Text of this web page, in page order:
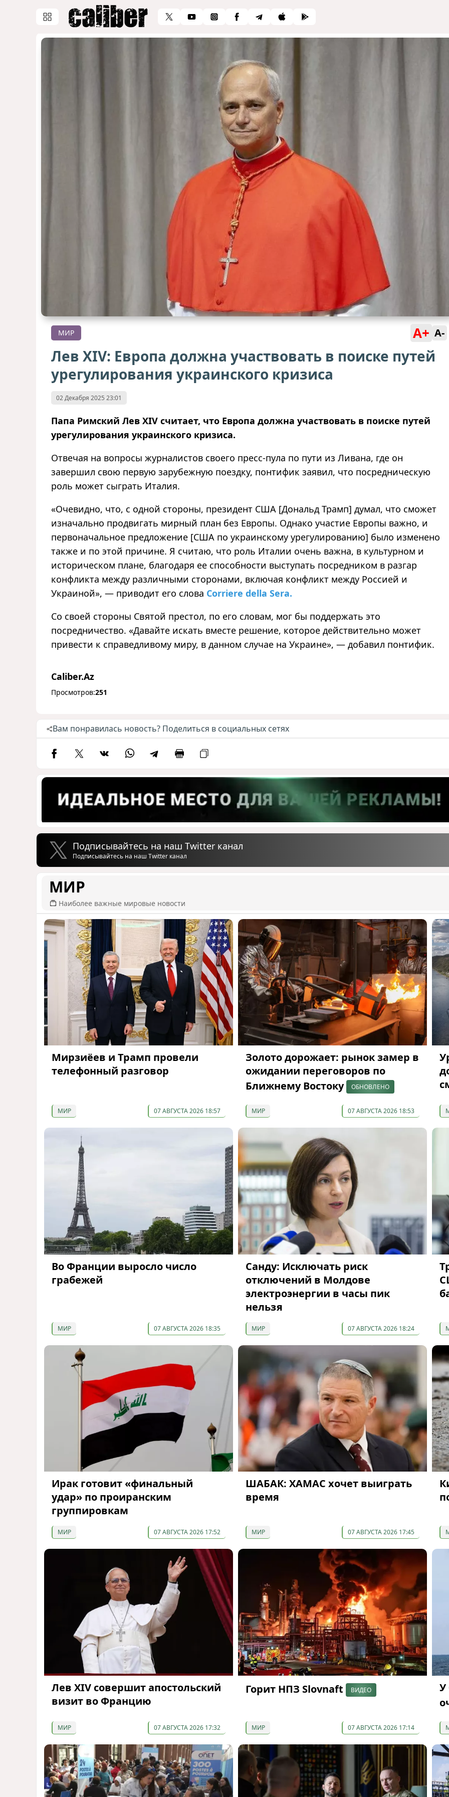
МИР A+ A-
Лев XIV: Европа должна участвовать в поиске путей
урегулирования украинского кризиса
02 Декабря 2025 23:01
Папа Римский Лев XIV считает, что Европа должна участвовать в поиске путей
урегулирования украинского кризиса.
Отвечая на вопросы журналистов своего пресс-пула по пути из Ливана, где он
завершил свою первую зарубежную поездку, понтифик заявил, что посредническую
роль может сыграть Италия.
«Очевидно, что, с одной стороны, президент США [Дональд Трамп] думал, что сможет
изначально продвигать мирный план без Европы. Однако участие Европы важно, и
первоначальное предложение [США по украинскому урегулированию] было изменено
также и по этой причине. Я считаю, что роль Италии очень важна, в культурном и
историческом плане, благодаря ее способности выступать посредником в разгар
конфликта между различными сторонами, включая конфликт между Россией и
Украиной», — приводит его слова Corriere della Sera.
Со своей стороны Святой престол, по его словам, мог бы поддержать это
посредничество. «Давайте искать вместе решение, которое действительно может
привести к справедливому миру, в данном случае на Украине», — добавил понтифик.
Caliber.Az
Просмотров:251
Вам понравилась новость? Поделиться в социальных сетях
Подписывайтесь на наш Twitter канал
Подписывайтесь на наш Twitter канал
МИР
Наиболее важные мировые новости
Мирзиёев и Трамп провели
телефонный разговор
МИР 07 АВГУСТА 2026 18:57
Золото дорожает: рынок замер в
ожидании переговоров по
Ближнему Востоку
ОБНОВЛЕНО
МИР 07 АВГУСТА 2026 18:53
Во Франции выросло число
грабежей
МИР 07 АВГУСТА 2026 18:35
Санду: Исключать риск
отключений в Молдове
электроэнергии в часы пик
нельзя
МИР 07 АВГУСТА 2026 18:24
Ирак готовит «финальный
удар» по проиранским
группировкам
МИР 07 АВГУСТА 2026 17:52
ШАБАК: ХАМАС хочет выиграть
время
МИР 07 АВГУСТА 2026 17:45
Лев XIV совершит апостольский
визит во Францию
МИР 07 АВГУСТА 2026 17:32
Горит НПЗ Slovnaft ВИДЕО
МИР 07 АВГУСТА 2026 17:14
У